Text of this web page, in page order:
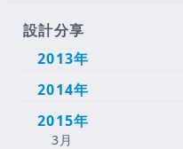
設計分享
2013年
2014年
2015年
3月